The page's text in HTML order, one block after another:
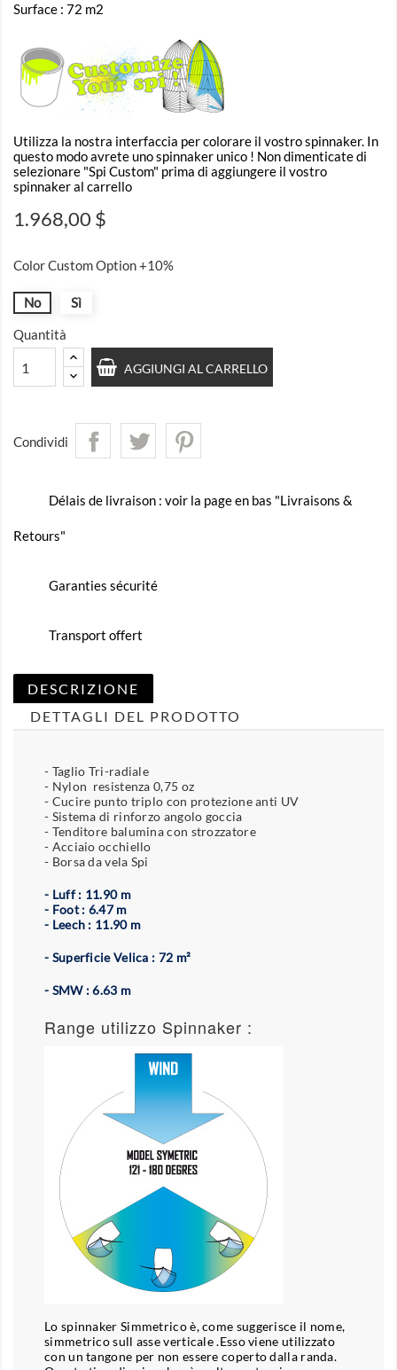
Surface : 72 m2
Utilizza la nostra interfaccia per colorare il vostro spinnaker. In
questo modo avrete uno spinnaker unico ! Non dimenticate di
selezionare "Spi Custom" prima di aggiungere il vostro
spinnaker al carrello
1.968,00 $
Color Custom Option +10%
No
Sì
Quantità
AGGIUNGI AL CARRELLO
Condividi
Délais de livraison : voir la page en bas "Livraisons &
Retours"
Garanties sécurité
Transport offert
DESCRIZIONE
DETTAGLI DEL PRODOTTO
- Taglio Tri-radiale
- Nylon resistenza 0,75 oz
- Cucire punto triplo con protezione anti UV
- Sistema di rinforzo angolo goccia
- Tenditore balumina con strozzatore
- Acciaio occhiello
- Borsa da vela Spi
- Luff : 11.90 m
- Foot : 6.47 m
- Leech : 11.90 m
- Superficie Velica : 72 m²
- SMW : 6.63 m
Range utilizzo Spinnaker :
Lo spinnaker Simmetrico è, come suggerisce il nome,
simmetrico sull asse verticale .Esso viene utilizzato
con un tangone per non essere coperto dalla randa.